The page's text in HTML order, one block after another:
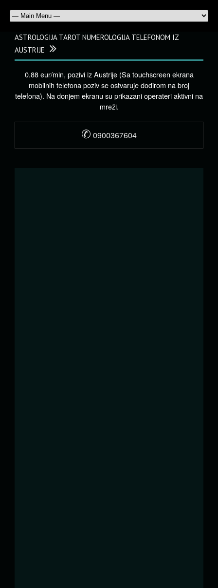
ASTROLOGIJA TAROT NUMEROLOGIJA TELEFONOM IZ
AUSTRIJE
0.88 eur/min, pozivi iz Austrije (Sa touchscreen ekrana
mobilnih telefona poziv se ostvaruje dodirom na broj
telefona). Na donjem ekranu su prikazani operateri aktivni na
mreži.
✆ 0900367604